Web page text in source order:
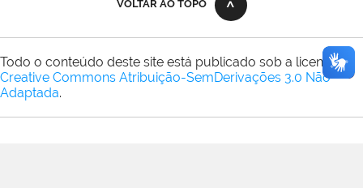
VOLTAR AO TOPO
Todo o conteúdo deste site está publicado sob a licença
Creative Commons Atribuição-SemDerivações 3.0 Não
Adaptada.